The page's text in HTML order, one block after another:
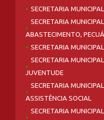
SECRETARIA
SECRETARIA
ABASTECIMENTO,
SECRETARIA
SECRETARIA
JUVENTUDE
SECRETARIA
ASSISTÊNCIA SOCIAL
SECRETARIA